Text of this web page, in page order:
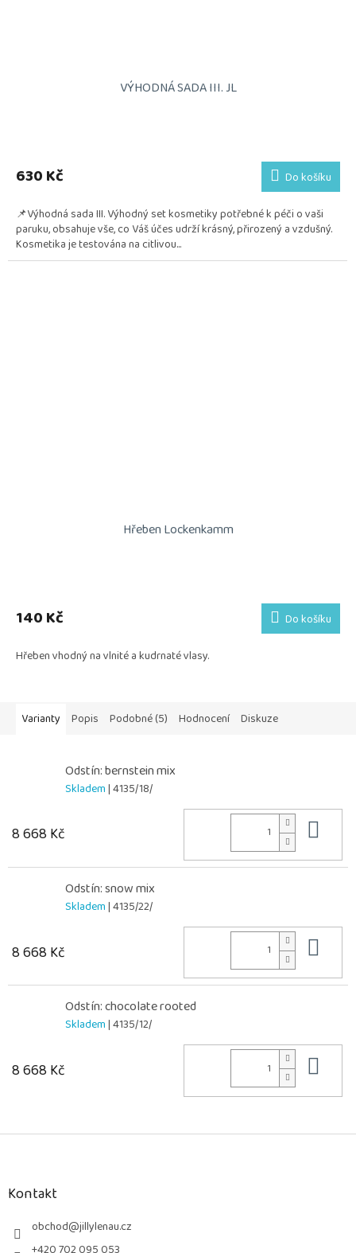
VÝHODNÁ SADA III. JL
produktu
je
z
5
hvězdiček.
630 Kč Do košíku
📌Výhodná sada III. Výhodný set kosmetiky potřebné k péči o vaši
paruku, obsahuje vše, co Váš účes udrží krásný, přirozený a vzdušný.
Kosmetika je testována na citlivou...
Hřeben Lockenkamm
140 Kč Do košíku
Hřeben vhodný na vlnité a kudrnaté vlasy.
Varianty Popis Podobné (5) Hodnocení Diskuze
Odstín: bernstein mix
Skladem| 4135/18/
8 668 Kč
Odstín: snow mix
Skladem| 4135/22/
8 668 Kč
Odstín: chocolate rooted
Skladem| 4135/12/
8 668 Kč
Z
Kontakt
obchod@jillylenau.cz